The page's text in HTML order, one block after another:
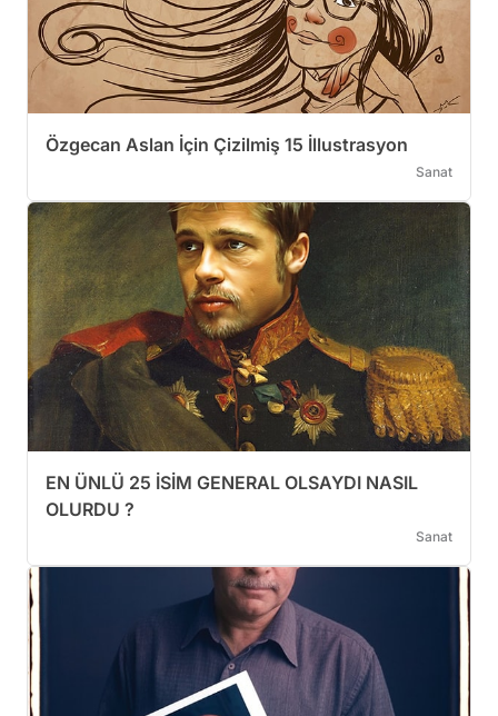
Özgecan Aslan İçin Çizilmiş 15 İllustrasyon
Sanat
EN ÜNLÜ 25 İSİM GENERAL OLSAYDI NASIL
OLURDU ?
Sanat